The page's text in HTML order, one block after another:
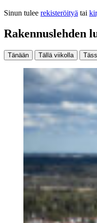
Sinun tulee rekisteröityä tai
Rakennuslehden
Tänään Tällä viikolla